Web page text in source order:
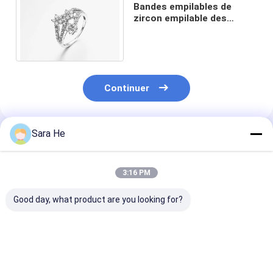
Bandes empilables de
zircon empilable des
Continuer
Produits Recommandés
Sara He
3:16 PM
Good day, what product are you looking for?